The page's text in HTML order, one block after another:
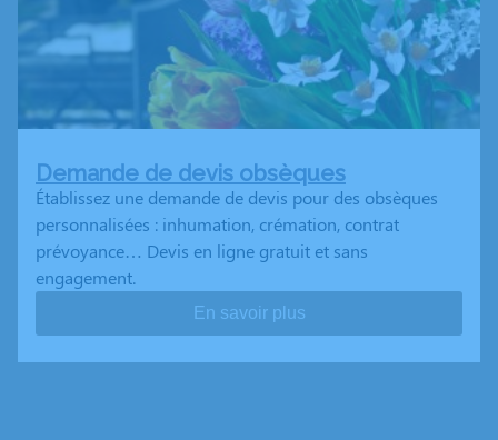
Demande de devis obsèques
Établissez une demande de devis pour des obsèques
personnalisées : inhumation, crémation, contrat
prévoyance… Devis en ligne gratuit et sans
engagement.
En savoir plus